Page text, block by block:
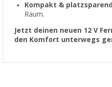
Kompakt & platzsparend
Raum.
Jetzt deinen neuen 12 V
den Komfort unterwegs